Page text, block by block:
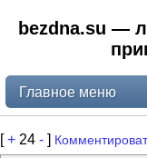
bezdna.su —
Главное меню
[+ 24 - ]